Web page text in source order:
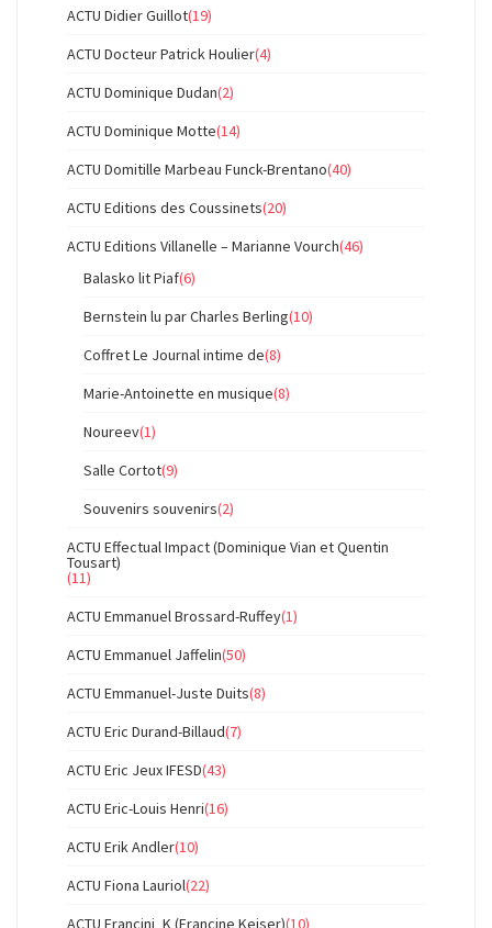
ACTU Didier Guillot(19)
ACTU Docteur Patrick Houlier(4)
ACTU Dominique Dudan(2)
ACTU Dominique Motte(14)
ACTU Domitille Marbeau Funck-Brentano(40)
ACTU Editions des Coussinets(20)
ACTU Editions Villanelle – Marianne Vourch(46)
Balasko lit Piaf(6)
Bernstein lu par Charles Berling(10)
Coffret Le Journal intime de(8)
Marie-Antoinette en musique(8)
Noureev(1)
Salle Cortot(9)
Souvenirs souvenirs(2)
ACTU Effectual Impact (Dominique Vian et Quentin
Tousart)
(11)
ACTU Emmanuel Brossard-Ruffey(1)
ACTU Emmanuel Jaffelin(50)
ACTU Emmanuel-Juste Duits(8)
ACTU Eric Durand-Billaud(7)
ACTU Eric Jeux IFESD(43)
ACTU Eric-Louis Henri(16)
ACTU Erik Andler(10)
ACTU Fiona Lauriol(22)
ACTU Francini_K (Francine Keiser)(10)